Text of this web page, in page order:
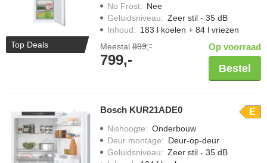
Top Deals
No Frost: Nee
Geluidsniveau: Zeer stil - 35 dB
Inhoud: 183 l koelen + 84 l vriezen
Meestal 899,-
799,-
Op voorraad
Bestel
Bosch KUR21ADE0 E
Nishoogte: Onderbouw
Deur montage: Deur-op-deur
Geluidsniveau: Zeer stil - 35 dB